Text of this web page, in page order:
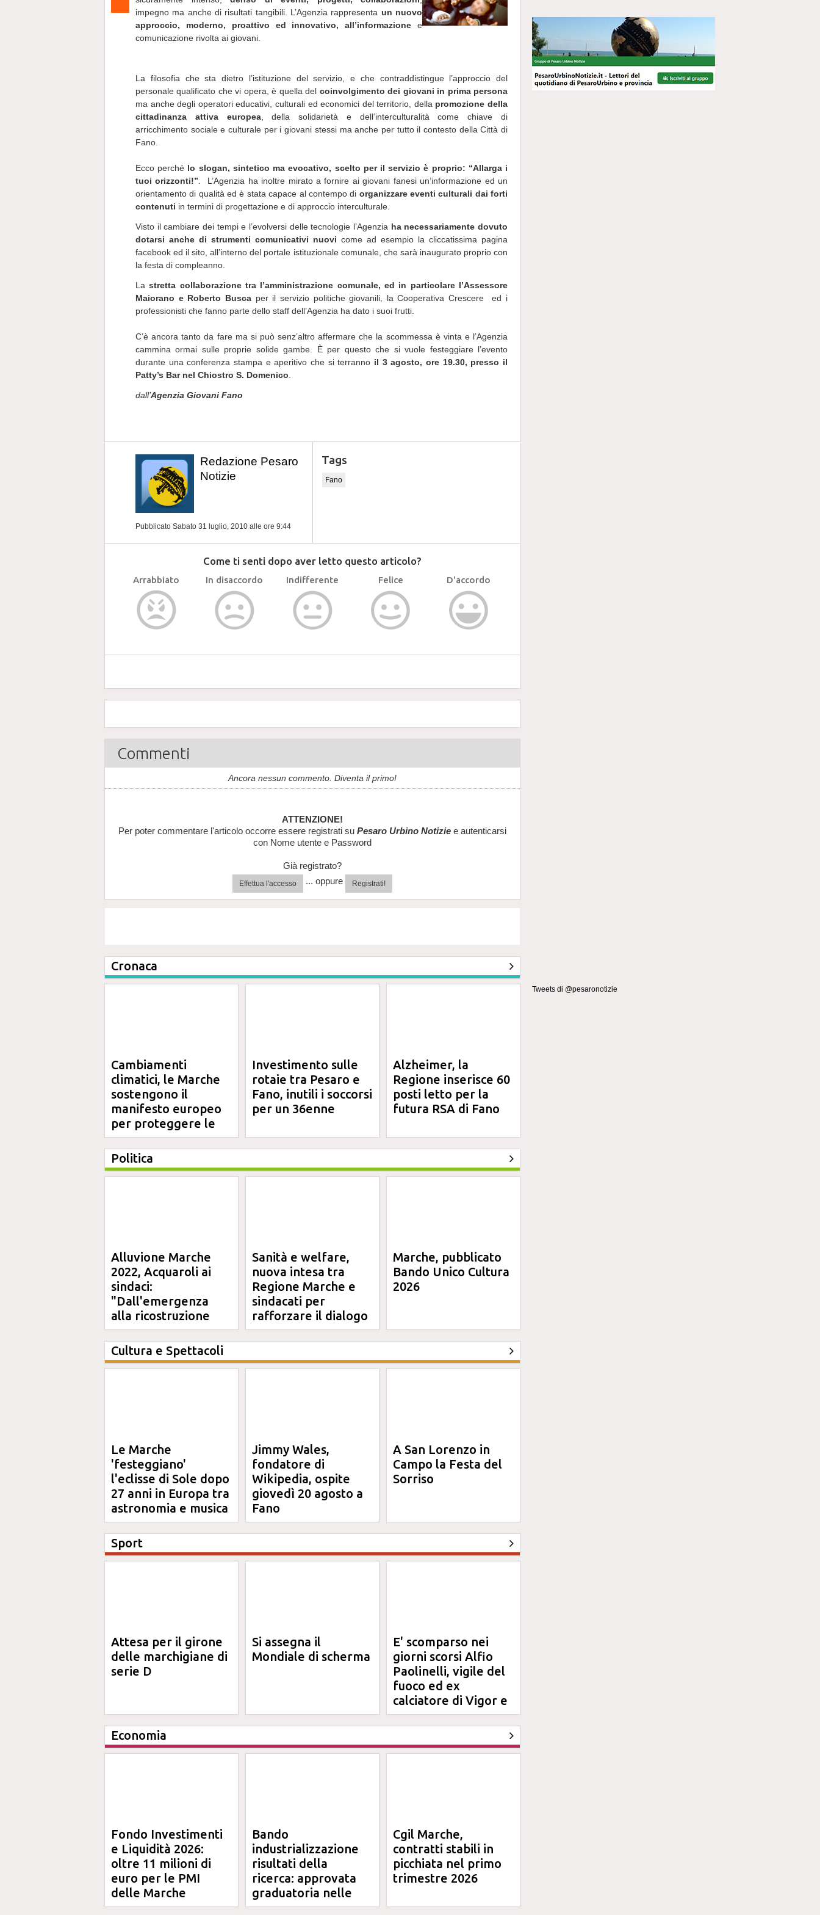
impegno ma anche di risultati tangibili. L’Agenzia rappresenta un nuovo
approccio, moderno, proattivo ed innovativo, all’informazione e
comunicazione rivolta ai giovani.
La filosofia che sta dietro l’istituzione del servizio, e che contraddistingue l’approccio del
personale qualificato che vi opera, è quella del coinvolgimento dei giovani in prima persona
ma anche degli operatori educativi, culturali ed economici del territorio, della promozione della
cittadinanza attiva europea, della solidarietà e dell’interculturalità come chiave di
arricchimento sociale e culturale per i giovani stessi ma anche per tutto il contesto della Città di
Fano.
Ecco perché lo slogan, sintetico ma evocativo, scelto per il servizio è proprio: “Allarga i
tuoi orizzonti!” . L’Agenzia ha inoltre mirato a fornire ai giovani fanesi un’informazione ed un
orientamento di qualità ed è stata capace al contempo di organizzare eventi culturali dai forti
contenuti in termini di progettazione e di approccio interculturale.
Visto il cambiare dei tempi e l’evolversi delle tecnologie l’Agenzia ha necessariamente dovuto
dotarsi anche di strumenti comunicativi nuovi come ad esempio la cliccatissima pagina
facebook ed il sito, all’interno del portale istituzionale comunale, che sarà inaugurato proprio con
la festa di compleanno.
Lastretta collaborazione tra l’amministrazione comunale, ed in particolare l’Assessore
Maiorano e Roberto Busca per il servizio politiche giovanili, la Cooperativa Crescere ed i
professionisti che fanno parte dello staff dell’Agenzia ha dato i suoi frutti.
C’è ancora tanto da fare ma si può senz’altro affermare che la scommessa è vinta e l’Agenzia
cammina ormai sulle proprie solide gambe. È per questo che si vuole festeggiare l’evento
durante una conferenza stampa e aperitivo che si terranno il 3 agosto, ore 19.30, presso il
Patty’s Bar nel Chiostro S. Domenico
dall’Agenzia Giovani Fano
Redazione Pesaro
Notizie
Pubblicato Sabato 31 luglio, 2010 alle ore 9:44
Tags
Fano
Come ti senti dopo aver letto questo articolo?
Arrabbiato In disaccordo Indifferente Felice D'accordo
Commenti
Ancora nessun commento. Diventa il primo!
ATTENZIONE!
Per poter commentare l'articolo occorre essere registrati su Pesaro Urbino Notizie e autenticarsi
con Nome utente e Password
Già registrato?
Effettua l'accesso ... oppure Registrati!
Cronaca
Cambiamenti
climatici, le Marche
sostengono il
manifesto europeo
per proteggere le
aree costiere
Investimento sulle
rotaie tra Pesaro e
Fano, inutili i soccorsi
per un 36enne
Alzheimer, la
Regione inserisce 60
posti letto per la
futura RSA di Fano
Politica
Alluvione Marche
2022, Acquaroli ai
sindaci:
"Dall'emergenza
alla ricostruzione
definitiva"
Sanità e welfare,
nuova intesa tra
Regione Marche e
sindacati per
rafforzare il dialogo
Marche, pubblicato
Bando Unico Cultura
2026
Cultura e Spettacoli
Le Marche
'festeggiano'
l'eclisse di Sole dopo
27 anni in Europa tra
astronomia e musica
Jimmy Wales,
fondatore di
Wikipedia, ospite
giovedì 20 agosto a
Fano
A San Lorenzo in
Campo la Festa del
Sorriso
Sport
Attesa per il girone
delle marchigiane di
serie D
Si assegna il
Mondiale di scherma
E' scomparso nei
giorni scorsi Alfio
Paolinelli, vigile del
fuoco ed ex
calciatore di Vigor e
Jesina
Economia
Fondo Investimenti
e Liquidità 2026:
oltre 11 milioni di
euro per le PMI
delle Marche
Bando
industrializzazione
risultati della
ricerca: approvata
graduatoria nelle
Marche
Cgil Marche,
contratti stabili in
picchiata nel primo
trimestre 2026
Tweets di @pesaronotizie